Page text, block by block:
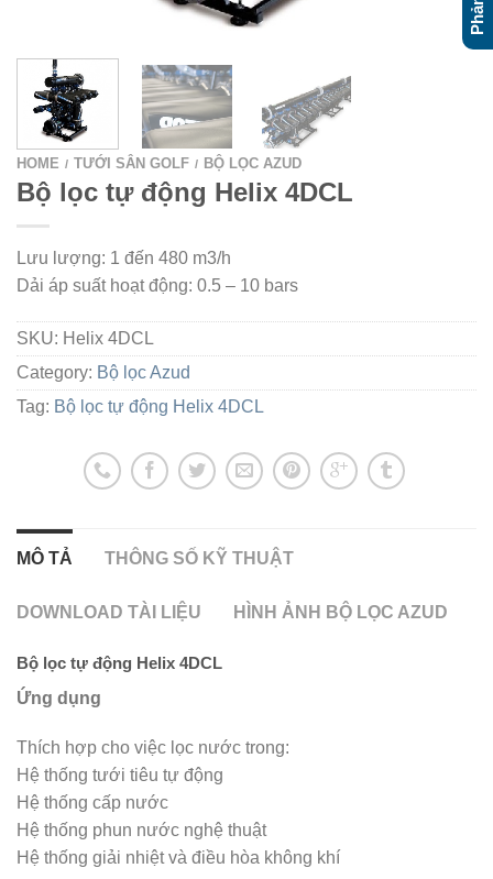
HOME / TƯỚI SÂN GOLF / BỘ LỌC AZUD
Bộ lọc tự động Helix 4DCL
Lưu lượng: 1 đến 480 m3/h
Dải áp suất hoạt động: 0.5 – 10 bars
SKU: Helix 4DCL
Category: Bộ lọc Azud
Tag: Bộ lọc tự động Helix 4DCL
MÔ TẢ THÔNG SỐ KỸ THUẬT
DOWNLOAD TÀI LIỆU HÌNH ẢNH BỘ LỌC AZUD
Bộ lọc tự động Helix 4DCL
Ứng dụng
Thích hợp cho việc lọc nước trong:
Hệ thống tưới tiêu tự động
Hệ thống cấp nước
Hệ thống phun nước nghệ thuật
Hệ thống giải nhiệt và điều hòa không khí